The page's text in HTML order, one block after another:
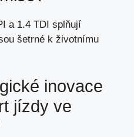
a 1.4 TDI splňují
šetrné k životnímu
inovace
jízdy ve